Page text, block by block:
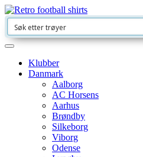
Klubber
Danmark
Aalborg
AC Horsens
Aarhus
Brøndby
Silkeborg
Viborg
Odense